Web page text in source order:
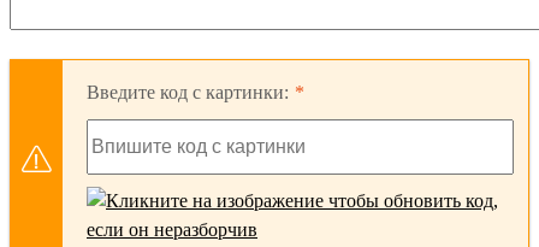
Введите код с картинки: